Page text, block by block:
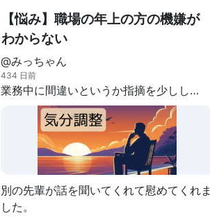
【悩み】職場の年上の方の機嫌が
わからない
@みっちゃん
434 日前
業務中に間違いというか指摘を少ししたら、自分の言い方も悪かったかもしれないが、次の日にぶり返しそのことを伝えてきた。 「お前とはもう話さない」 こう言われて、朝から一日悩んでしまった。 あくまでも職場内だし、これまでもプライベートで仲良くしてきたのにそんなこと言われるのかわからない。 もともとそういう人ではあったが、自分に対してはそんなことは今までなかったのでびっくりしてしまった。
別の先輩が話を聞いてくれて慰めてくれま
した。